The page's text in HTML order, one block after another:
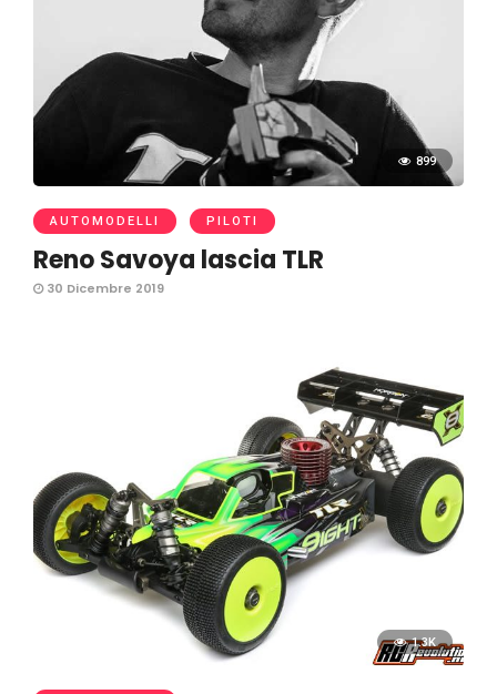
899
AUTOMODELLI PILOTI
Reno Savoya lascia TLR
30 Dicembre 2019
1.3K